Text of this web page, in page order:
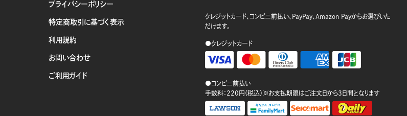
プライバシーポリシー
特定商取引に基づく表示
利用規約
お問い合わせ
ご利用ガイド
クレジットカード、コンビニ前払い、PayPay、Amazon Payからお選びいた
だけます。
●クレジットカード
●コンビニ前払い
手数料：220円（税込）※お支払期限はご注文日から3日間となります